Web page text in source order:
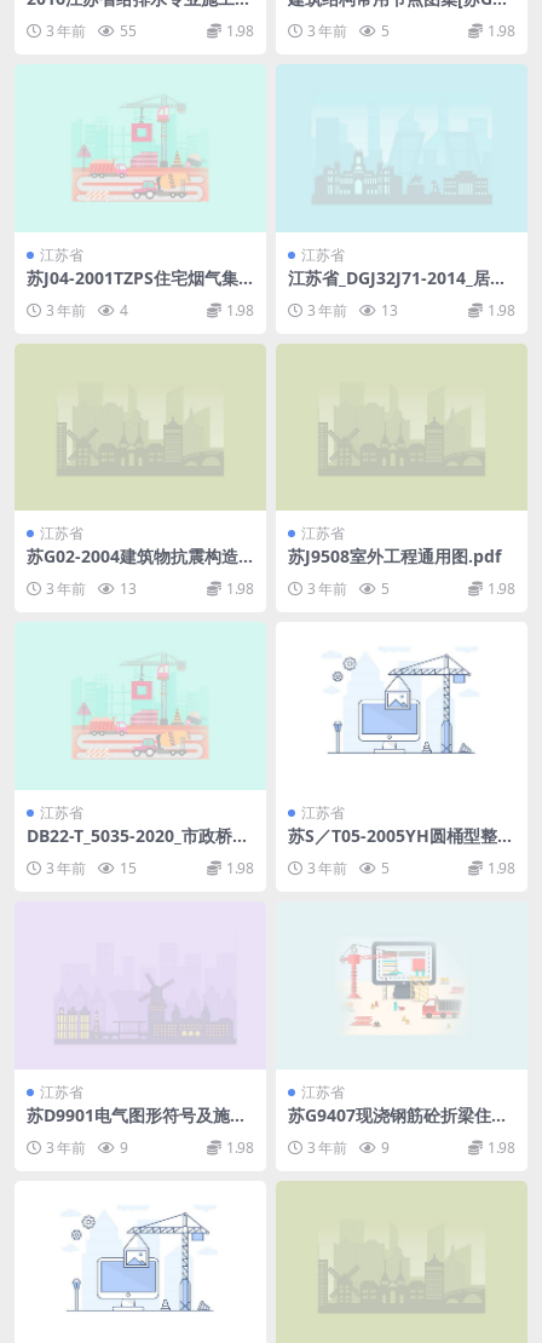
3 年前 55 1.98 3 年前 5 1.98
江苏省
苏J04-2001TZPS住宅烟气集
3 年前 4 1.98
江苏省
江苏省_DGJ32J71-2014_居住
方规范图集.pdf
3 年前 13 1.98
江苏省
苏G02-2004建筑物抗震构造
3 年前 13 1.98
江苏省
苏J9508室外工程通用图.pdf
3 年前 5 1.98
江苏省
DB22-T_5035-2020_市政桥梁
3 年前 15 1.98
江苏省
苏S／T05-2005YH圆桶型整体
3 年前 5 1.98
江苏省
苏D9901电气图形符号及施工
3 年前 9 1.98
江苏省
苏G9407现浇钢筋砼折梁住宅
3 年前 9 1.98